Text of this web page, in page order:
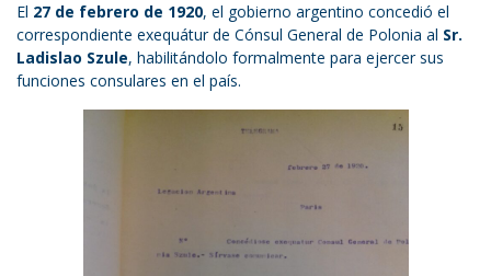
El 27 de febrero de 1920, el gobierno argentino concedió el
correspondiente exequátur de Cónsul General de Polonia al Sr.
Ladislao Szule, habilitándolo formalmente para ejercer sus
funciones consulares en el país.